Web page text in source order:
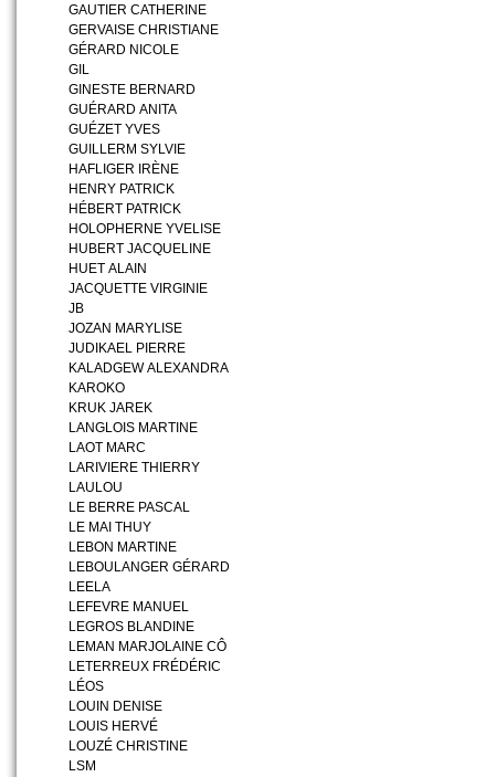
GAUTIER CATHERINE
GERVAISE CHRISTIANE
GÉRARD NICOLE
GIL
GINESTE BERNARD
GUÉRARD ANITA
GUÉZET YVES
GUILLERM SYLVIE
HAFLIGER IRÈNE
HENRY PATRICK
HÉBERT PATRICK
HOLOPHERNE YVELISE
HUBERT JACQUELINE
HUET ALAIN
JACQUETTE VIRGINIE
JB
JOZAN MARYLISE
JUDIKAEL PIERRE
KALADGEW ALEXANDRA
KAROKO
KRUK JAREK
LANGLOIS MARTINE
LAOT MARC
LARIVIERE THIERRY
LAULOU
LE BERRE PASCAL
LE MAI THUY
LEBON MARTINE
LEBOULANGER GÉRARD
LEELA
LEFEVRE MANUEL
LEGROS BLANDINE
LEMAN MARJOLAINE CÔ
LETERREUX FRÉDÉRIC
LÉOS
LOUIN DENISE
LOUIS HERVÉ
LOUZÉ CHRISTINE
LSM